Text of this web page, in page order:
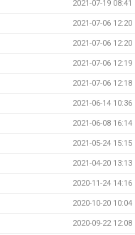
2021-07-19 08:41
2021-07-06 12:20
2021-07-06 12:20
2021-07-06 12:19
2021-07-06 12:18
2021-06-14 10:36
2021-06-08 16:14
2021-05-24 15:15
2021-04-20 13:13
2020-11-24 14:16
2020-10-20 10:04
2020-09-22 12:08